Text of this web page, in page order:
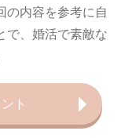
の内容を参考に自
で、婚活で素敵な
ト